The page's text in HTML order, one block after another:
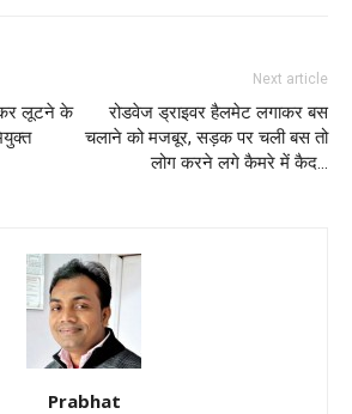
लूटने के
Next article
रोडवेज ड्राइवर हैलमेट लगाकर बस
चलाने को मजबूर, सड़क पर चली बस तो
लोग करने लगे कैमरे में कैद…
Prabhat